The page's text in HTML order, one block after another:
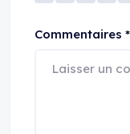
Commentaires *